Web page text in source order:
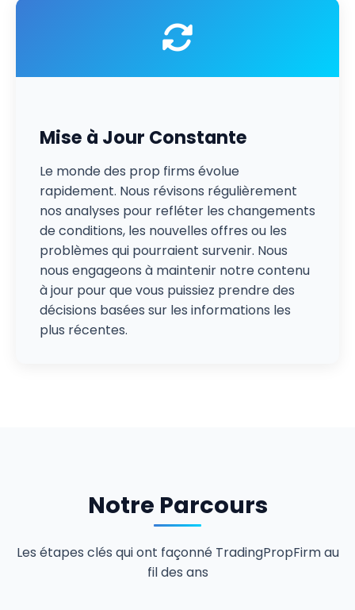
Mise à Jour Constante
Le monde des prop firms évolue
rapidement. Nous révisons régulièrement
nos analyses pour refléter les changements
de conditions, les nouvelles offres ou les
problèmes qui pourraient survenir. Nous
nous engageons à maintenir notre contenu
à jour pour que vous puissiez prendre des
décisions basées sur les informations les
plus récentes.
Notre Parcours
Les étapes clés qui ont façonné TradingPropFirm au
fil des ans